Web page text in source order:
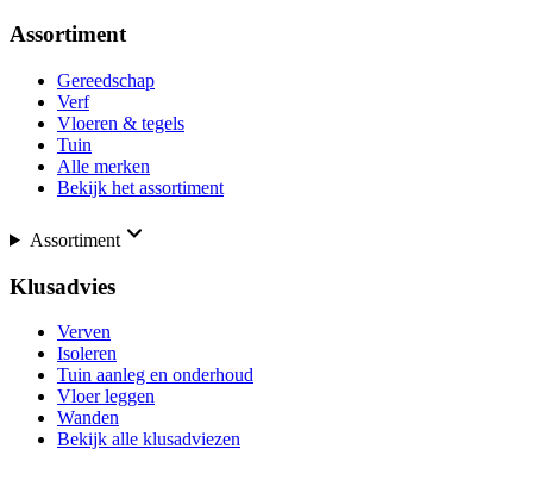
Assortiment
Gereedschap
Verf
Vloeren & tegels
Tuin
Alle merken
Bekijk het assortiment
Assortiment
Klusadvies
Verven
Isoleren
Tuin aanleg en onderhoud
Vloer leggen
Wanden
Bekijk alle klusadviezen